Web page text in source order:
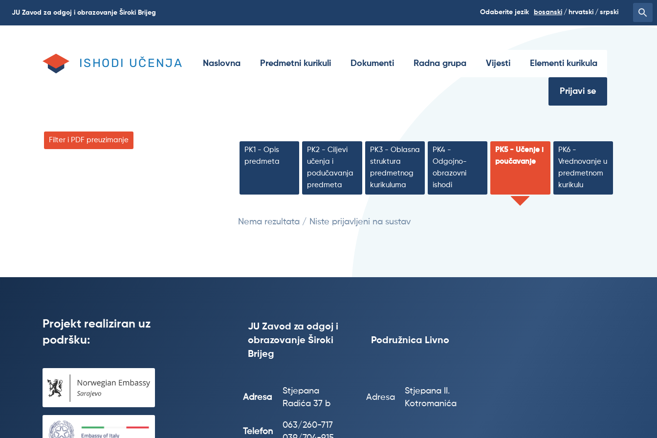
JU Zavod za odgoj i obrazovanje Široki Brijeg Odaberite jezik bosanski hrvatski srpski
ISHODI UČENJA Naslovna Predmetni kurikuli Dokumenti Radna grupa Vijesti Elementi kurikula
Prijavi se
PK1 - Opis
predmeta
PK2 - Ciljevi
učenja i
podučavanja
predmeta
PK3 - Oblasna
struktura
predmetnog
kurikuluma
PK4 -
Odgojno-
obrazovni
ishodi
PK5 - Učenje i
poučavanje
PK6 -
Vrednovanje u
predmetnom
kurikulu
Nema rezultata / Niste prijavljeni na sustav
Filter i PDF preuzimanje
Projekt realiziran uz
podršku:
JU Zavod za odgoj i
obrazovanje Široki
Brijeg
Podružnica Livno
Adresa
Stjepana
Radića 37 b
Adresa
Stjepana II.
Kotromanića
Telefon
063/260-717